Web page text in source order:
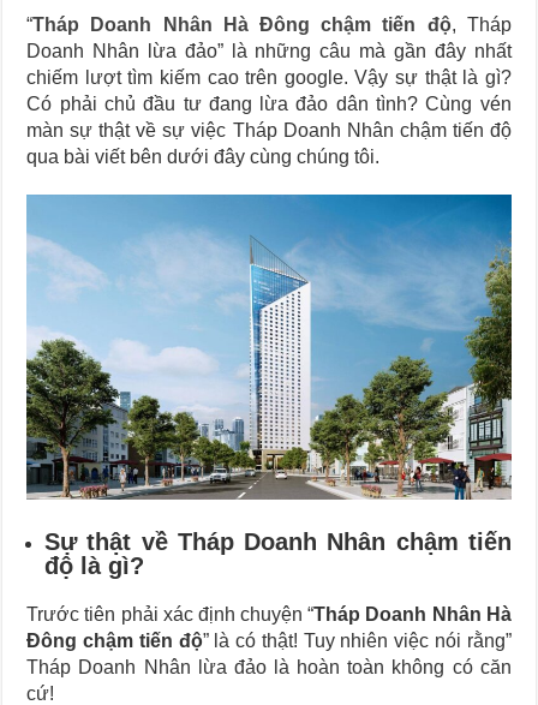
“Tháp Doanh Nhân Hà Đông chậm tiến độ, Tháp
Doanh Nhân lừa đảo” là những câu mà gần đây nhất
chiếm lượt tìm kiếm cao trên google. Vậy sự thật là gì?
Có phải chủ đầu tư đang lừa đảo dân tình? Cùng vén
màn sự thật về sự việc Tháp Doanh Nhân chậm tiến độ
qua bài viết bên dưới đây cùng chúng tôi.
Sự thật về Tháp Doanh Nhân chậm tiến
độ là gì?
Trước tiên phải xác định chuyện “Tháp Doanh Nhân Hà
Đông chậm tiến độ” là có thật! Tuy nhiên việc nói rằng”
Tháp Doanh Nhân lừa đảo là hoàn toàn không có căn
cứ!